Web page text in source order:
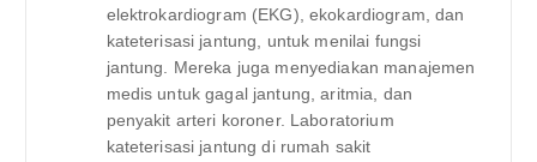
elektrokardiogram (EKG), ekokardiogram, dan
kateterisasi jantung, untuk menilai fungsi
jantung. Mereka juga menyediakan manajemen
medis untuk gagal jantung, aritmia, dan
penyakit arteri koroner. Laboratorium
kateterisasi jantung di rumah sakit